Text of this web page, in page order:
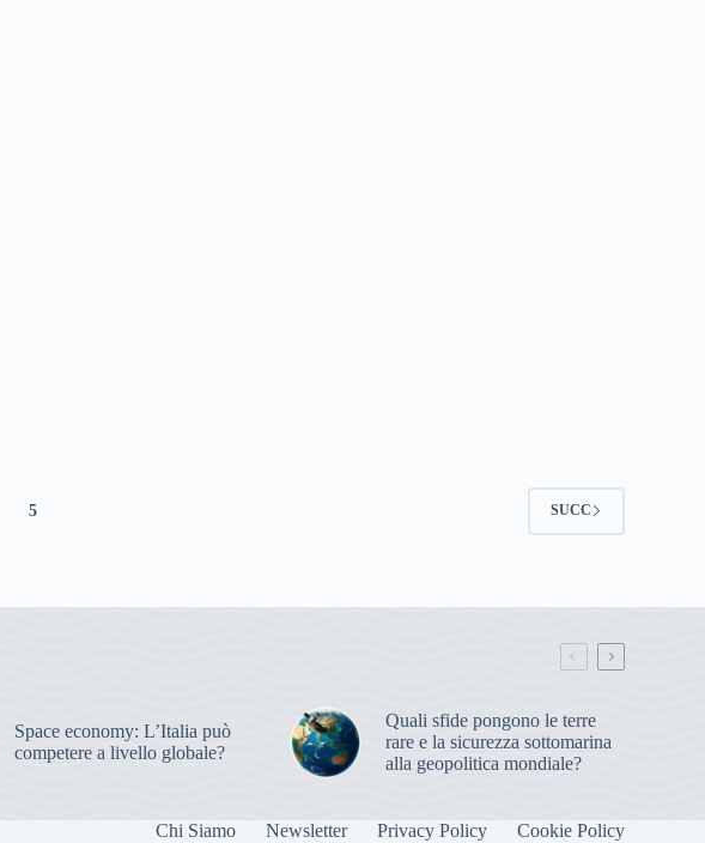
5 SUCC
Space economy: L’Italia può
competere a livello globale?
Quali sfide pongono le terre
rare e la sicurezza sottomarina
alla geopolitica mondiale?
Chi Siamo Newsletter Privacy Policy Cookie Policy